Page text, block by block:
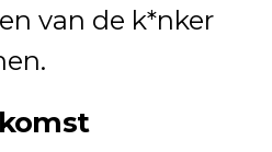
van de k*nker